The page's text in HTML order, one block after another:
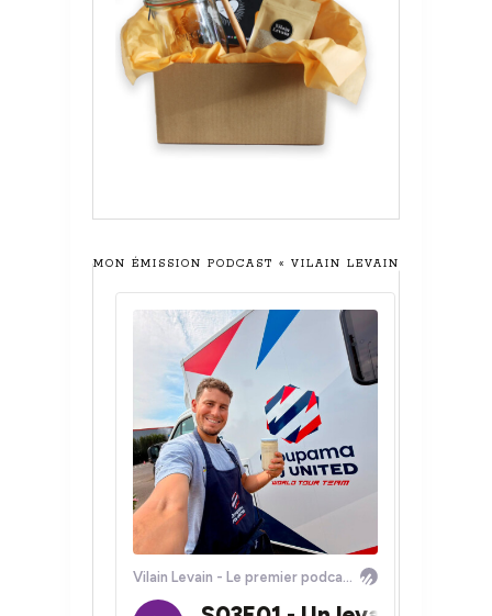
MON ÉMISSION PODCAST « VILAIN LEVAIN »